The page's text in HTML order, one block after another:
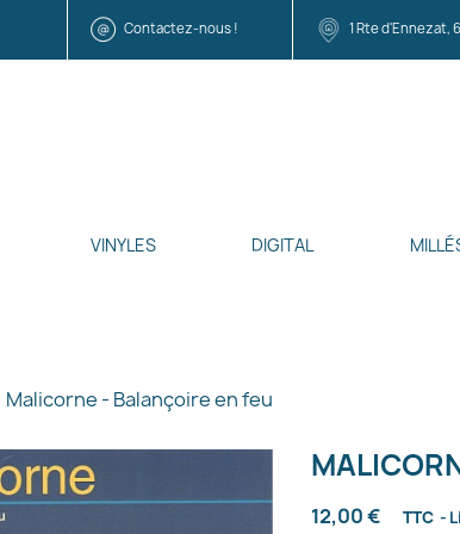
Contactez-nous ! 1 Rte d'Ennezat,
VINYLES DIGITAL
Malicorne - Balançoire en feu
12,00 € TTC